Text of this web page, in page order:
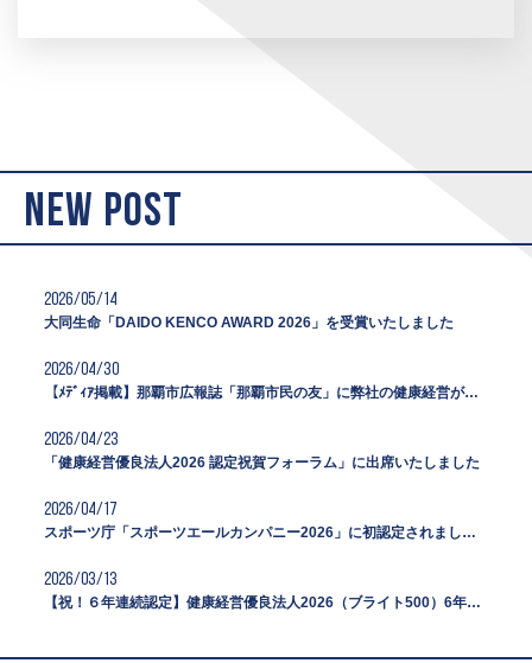
NEW POST
2026/05/14
大同生命「DAIDO KENCO AWARD 2026」を受賞いたしました
2026/04/30
【ﾒﾃﾞｨｱ掲載】那覇市広報誌「那覇市民の友」に弊社の健康経営が紹介されました
2026/04/23
「健康経営優良法人2026 認定祝賀フォーラム」に出席いたしました
2026/04/17
スポーツ庁「スポーツエールカンパニー2026」に初認定されました。
2026/03/13
【祝！６年連続認定】健康経営優良法人2026（ブライト500）6年連続で認定